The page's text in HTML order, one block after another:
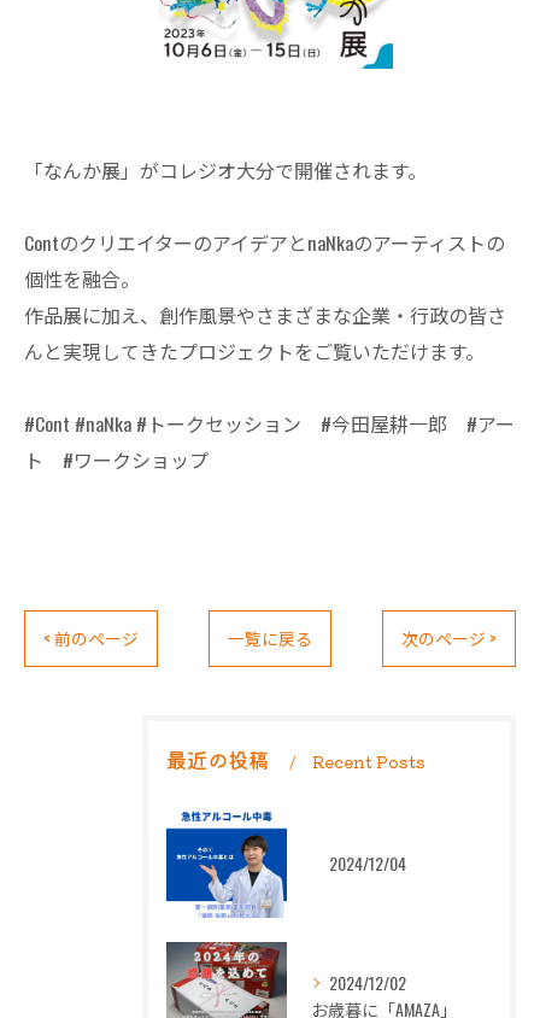
「なんか展」がコレジオ大分で開催されます。
ContのクリエイターのアイデアとnaNkaのアーティストの
個性を融合。
作品展に加え、創作風景やさまざまな企業・行政の皆さ
んと実現してきたプロジェクトをご覧いただけます。
#Cont #naNka #トークセッション #今田屋耕一郎 #アー
ト #ワークショップ
< 前のページ 一覧に戻る 次のページ >
最近の投稿 Recent Posts
2024/12/04
2024/12/02
お歳暮に「AMAZA」